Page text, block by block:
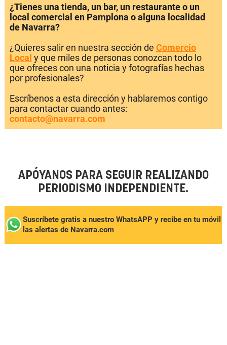
¿Tienes una tienda, un bar, un restaurante o un
local comercial en Pamplona o alguna localidad
de Navarra?
¿Quieres salir en nuestra sección de Comercio
Local y que miles de personas conozcan todo lo
que ofreces con una noticia y fotografías hechas
por profesionales?
Escríbenos a esta dirección y hablaremos contigo
para contactar cuando antes:
contacto@navarra.com
APÓYANOS PARA SEGUIR REALIZANDO
PERIODISMO INDEPENDIENTE.
Suscríbete gratis a nuestro WhatsAPP y recibe en tu móvil
las alertas de Navarra.com